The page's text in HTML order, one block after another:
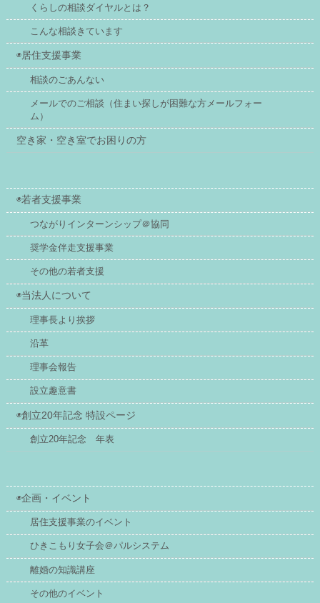
くらしの相談ダイヤルとは？
こんな相談きています
◉居住支援事業
相談のごあんない
メールでのご相談（住まい探しが困難な方メールフォー
ム）
空き家・空き室でお困りの方
◉若者支援事業
つながりインターンシップ＠協同
奨学金伴走支援事業
その他の若者支援
◉当法人について
理事長より挨拶
沿革
理事会報告
設立趣意書
◉創立20年記念 特設ページ
創立20年記念 年表
◉企画・イベント
居住支援事業のイベント
ひきこもり女子会＠パルシステム
離婚の知識講座
その他のイベント